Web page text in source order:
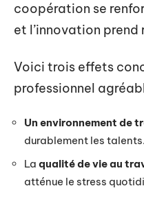
coopération se
et l’innovation prend
Voici trois effets
professionnel
Un environnement de
durablement les talents.
La qualité de vie au
atténue le stress